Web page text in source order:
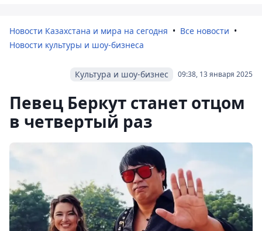
Новости Казахстана и мира на сегодня
Все новости
Новости культуры и шоу-бизнеса
09:38, 13 января 2025
Культура и шоу-бизнес
Певец Беркут станет отцом
в четвертый раз